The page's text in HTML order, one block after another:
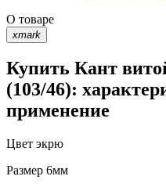
О товаре
xmark
Купить Кант
(103/46):
применение
Цвет экрю
Размер 6мм